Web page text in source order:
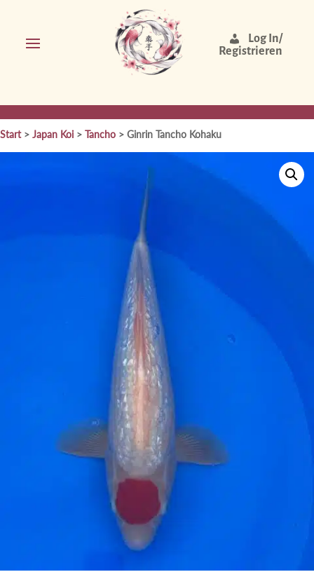
Log In/
Registrieren
Start> Japan Koi > Tancho > Ginrin Tancho Kohaku